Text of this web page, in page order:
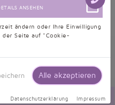
von Kundenbewertungen
ANSEHEN
ändern oder Ihre Einwilligung
der Seite auf "Cookie-
Alle akzeptieren
Datenschutzerklärung Impressum